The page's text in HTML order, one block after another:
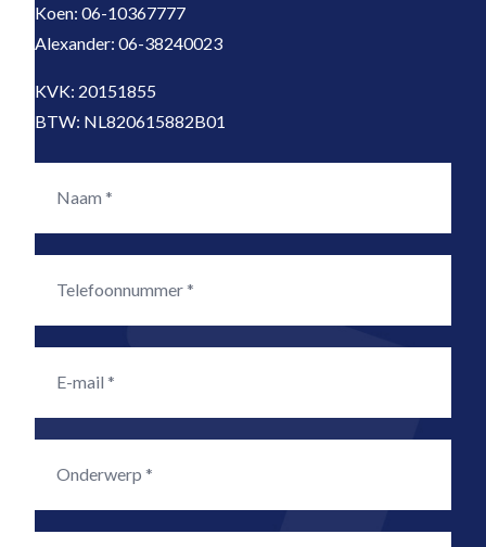
Koen: 06-10367777
Alexander: 06-38240023
KVK: 20151855
BTW: NL820615882B01